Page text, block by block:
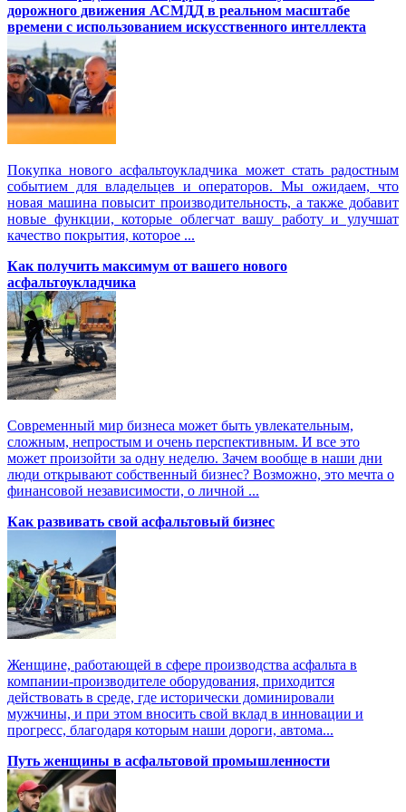
дорожного движения АСМДД в реальном масштабе
времени с использованием искусственного интеллекта
Покупка нового асфальтоукладчика может стать радостным
событием для владельцев и операторов. Мы ожидаем, что
новая машина повысит производительность, а также добавит
новые функции, которые облегчат вашу работу и улучшат
качество покрытия, которое ...
Как получить максимум от вашего нового
асфальтоукладчика
Современный мир бизнеса может быть увлекательным,
сложным, непростым и очень перспективным. И все это
может произойти за одну неделю. Зачем вообще в наши дни
люди открывают собственный бизнес? Возможно, это мечта о
финансовой независимости, о личной ...
Как развивать свой асфальтовый бизнес
Женщине, работающей в сфере производства асфальта в
компании-производителе оборудования, приходится
действовать в среде, где исторически доминировали
мужчины, и при этом вносить свой вклад в инновации и
прогресс, благодаря которым наши дороги, автома...
Путь женщины в асфальтовой промышленности